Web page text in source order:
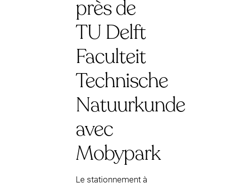
près de
TU Delft
Faculteit
Technische
Natuurkunde
avec
Mobypark
Le stationnement à